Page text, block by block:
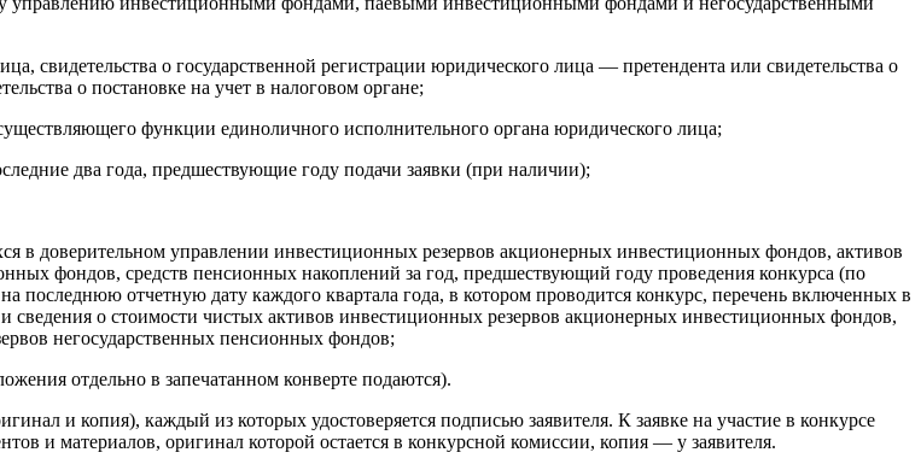
свидетельства о государственной регистрации юридического лица — претендента или свидетельства о
о постановке на учет в налоговом органе;
функции единоличного исполнительного органа юридического лица;
два года, предшествующие году подачи заявки (при наличии);
в доверительном управлении инвестиционных резервов акционерных инвестиционных фондов, активов
фондов, средств пенсионных накоплений за год, предшествующий году проведения конкурса (по
последнюю отчетную дату каждого квартала года, в котором проводится конкурс, перечень включенных в
сведения о стоимости чистых активов инвестиционных резервов акционерных инвестиционных фондов,
негосударственных пенсионных фондов;
отдельно в запечатанном конверте подаются).
и копия), каждый из которых удостоверяется подписью заявителя. К заявке на участие в конкурсе
и материалов, оригинал которой остается в конкурсной комиссии, копия — у заявителя.